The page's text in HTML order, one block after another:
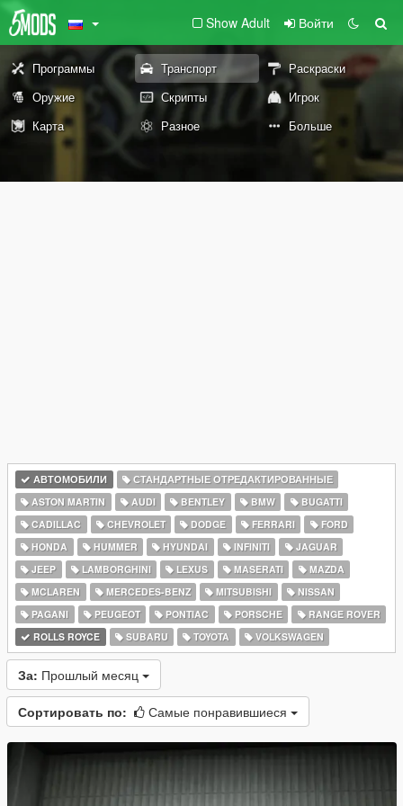
Show Adult Войти
Программы Транспорт
Раскраски
Оружие
Скрипты
Игрок
Карта
Разное Больше
АВТОМОБИЛИ
СТАНДАРТНЫЕ ОТРЕДАКТИРОВАННЫЕ
ASTON MARTIN
AUDI BENTLEY BMW
BUGATTI
CADILLAC
CHEVROLET DODGE FERRARI
FORD
HONDA
HUMMER HYUNDAI INFINITI
JAGUAR
JEEP
LAMBORGHINI LEXUS MASERATI
MAZDA
MCLAREN
MERCEDES-BENZ MITSUBISHI
NISSAN
PAGANI
PEUGEOT PONTIAC PORSCHE
RANGE ROVER
ROLLS ROYCE
SUBARU TOYOTA VOLKSWAGEN
За: Прошлый месяц
Сортировать по: Самые понравившиеся